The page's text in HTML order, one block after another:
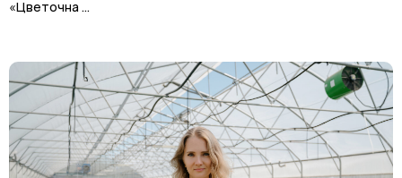
«Цветочна ...